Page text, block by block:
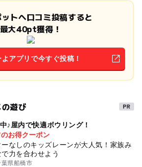
トへ口コミ投稿すると
最大40pt獲得！
アプリで今すぐ投稿！
遊び
♪屋内で快適ボウリング！
お得クーポン
ーなしのキッズレーンが大人気！家族み
で力を合わせよう
葉県船橋市